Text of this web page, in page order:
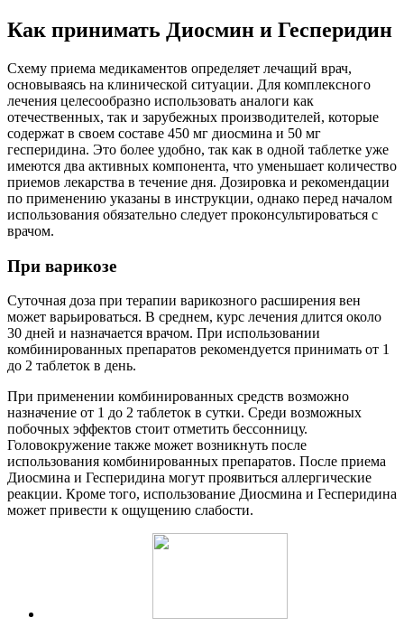
Как принимать Диосмин и Гесперидин
Схему приема медикаментов определяет лечащий врач,
основываясь на клинической ситуации. Для комплексного
лечения целесообразно использовать аналоги как
отечественных, так и зарубежных производителей, которые
содержат в своем составе 450 мг диосмина и 50 мг
гесперидина. Это более удобно, так как в одной таблетке уже
имеются два активных компонента, что уменьшает количество
приемов лекарства в течение дня. Дозировка и рекомендации
по применению указаны в инструкции, однако перед началом
использования обязательно следует проконсультироваться с
врачом.
При варикозе
Суточная доза при терапии варикозного расширения вен
может варьироваться. В среднем, курс лечения длится около
30 дней и назначается врачом. При использовании
комбинированных препаратов рекомендуется принимать от 1
до 2 таблеток в день.
При применении комбинированных средств возможно
назначение от 1 до 2 таблеток в сутки. Среди возможных
побочных эффектов стоит отметить бессонницу.
Головокружение также может возникнуть после
использования комбинированных препаратов. После приема
Диосмина и Гесперидина могут проявиться аллергические
реакции. Кроме того, использование Диосмина и Гесперидина
может привести к ощущению слабости.